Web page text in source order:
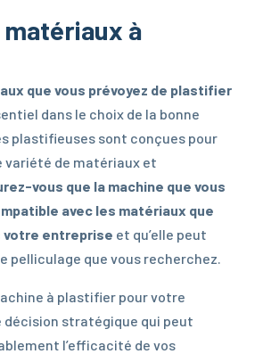
matériaux à
que vous prévoyez de plastifier
dans le choix de la bonne
plastifieuses sont conçues pour
variété de matériaux et
vous que la machine que vous
avec les matériaux que
votre entreprise et qu’elle peut
pelliculage que vous recherchez.
à plastifier pour votre
décision stratégique qui peut
l’efficacité de vos